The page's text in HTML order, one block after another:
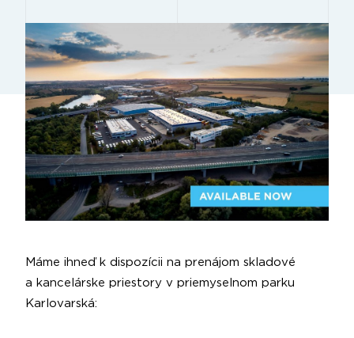
Máme ihneď k dispozícii na prenájom skladové
a kancelárske priestory v priemyselnom parku
Karlovarská: